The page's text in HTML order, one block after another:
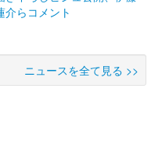
らコメント
ニュースを全て見る >>